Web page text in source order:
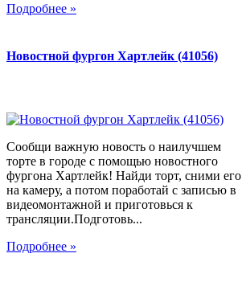
Подробнее »
Новостной фургон Хартлейк (41056)
Сообщи важную новость о наилучшем
торте в городе с помощью новостного
фургона Хартлейк! Найди торт, сними его
на камеру, а потом поработай с записью в
видеомонтажной и приготовься к
трансляции.Подготовь...
Подробнее »